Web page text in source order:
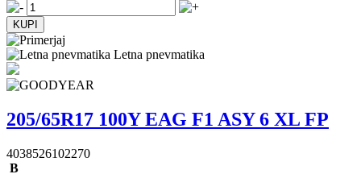
Letna pnevmatika
205/65R17 100Y EAG F1 ASY 6 XL FP
4038526102270
B